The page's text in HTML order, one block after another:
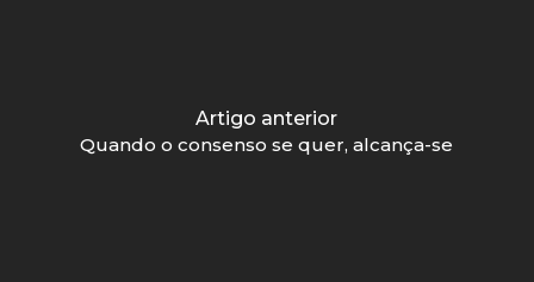
Artigo anterior
Quando o consenso se quer, alcança-se